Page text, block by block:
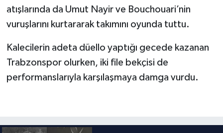
atışlarında da Umut Nayir ve Bouchouari’nin
vuruşlarını kurtararak takımını oyunda tuttu.
Kalecilerin adeta düello yaptığı gecede kazanan
Trabzonspor olurken, iki file bekçisi de
performanslarıyla karşılaşmaya damga vurdu.
Halter
Su Sporları